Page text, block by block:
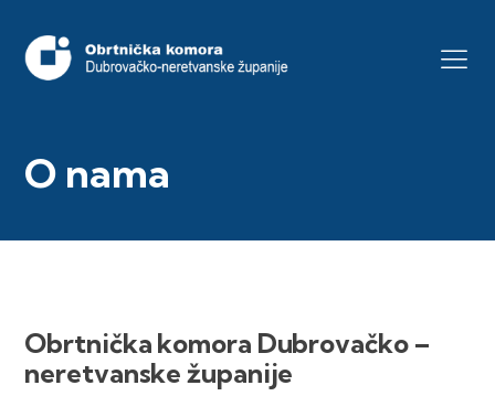
O nama
Obrtnička komora Dubrovačko –
neretvanske županije